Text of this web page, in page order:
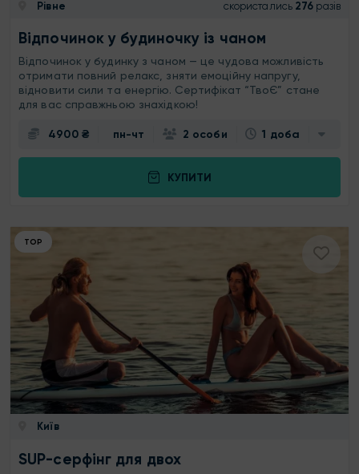
Рівне скористались 276 разів
Відпочинок у будиночку із чаном
Відпочинок у будинку з чаном — це чудова можливість
отримати повний релакс, зняти емоційну напругу,
відновити сили та енергію. Сертифікат “ТвоЄ” стане
для вас справжньою знахідкою!
4900 ₴ пн-чт 2 особи 1 доба
КУПИТИ
ТОР
Київ
SUP-серфінг для двох